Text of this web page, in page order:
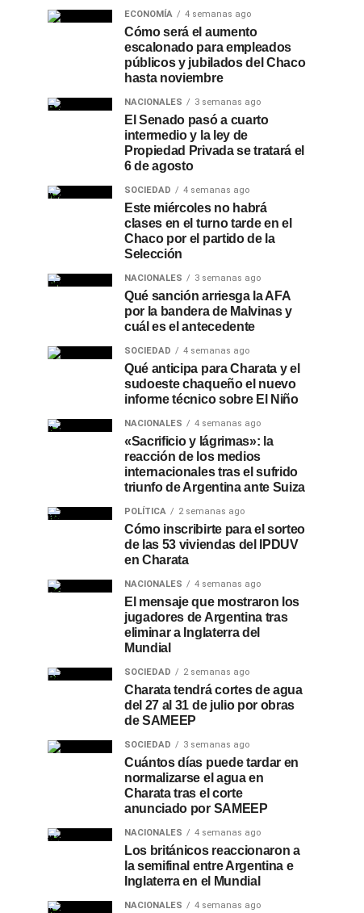
ECONOMÍA 4 semanas ago
Cómo será el aumento
escalonado para empleados
públicos y jubilados del Chaco
hasta noviembre
NACIONALES 3 semanas ago
El Senado pasó a cuarto
intermedio y la ley de
Propiedad Privada se tratará el
6 de agosto
SOCIEDAD 4 semanas ago
Este miércoles no habrá
clases en el turno tarde en el
Chaco por el partido de la
Selección
NACIONALES 3 semanas ago
Qué sanción arriesga la AFA
por la bandera de Malvinas y
cuál es el antecedente
SOCIEDAD 4 semanas ago
Qué anticipa para Charata y el
sudoeste chaqueño el nuevo
informe técnico sobre El Niño
NACIONALES 4 semanas ago
«Sacrificio y lágrimas»: la
reacción de los medios
internacionales tras el sufrido
triunfo de Argentina ante Suiza
POLÍTICA 2 semanas ago
Cómo inscribirte para el sorteo
de las 53 viviendas del IPDUV
en Charata
NACIONALES 4 semanas ago
El mensaje que mostraron los
jugadores de Argentina tras
eliminar a Inglaterra del
Mundial
SOCIEDAD 2 semanas ago
Charata tendrá cortes de agua
del 27 al 31 de julio por obras
de SAMEEP
SOCIEDAD 3 semanas ago
Cuántos días puede tardar en
normalizarse el agua en
Charata tras el corte
anunciado por SAMEEP
NACIONALES 4 semanas ago
Los británicos reaccionaron a
la semifinal entre Argentina e
Inglaterra en el Mundial
NACIONALES 4 semanas ago